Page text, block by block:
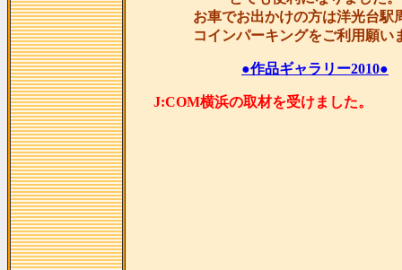
お車でお出かけの方は洋光台駅
コインパーキングをご利用願い
●作品ギャラリー2010●
J:COM横浜の取材を受け